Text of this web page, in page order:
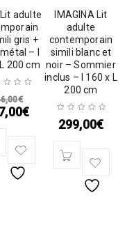
adulte
gris +
– l
200 cm
€
€
IMAGINA Lit
adulte
contemporain
simili blanc et
noir – Sommier
inclus – l 160 x L
200 cm
299,00€